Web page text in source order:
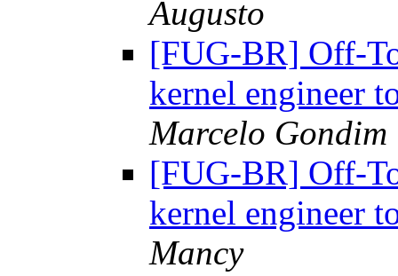
Augusto
[FUG-BR] Off-
kernel engineer
Marcelo Gondim
[FUG-BR] Off-
kernel engineer
Mancy